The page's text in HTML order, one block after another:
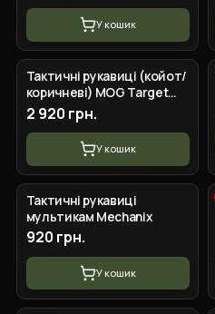
У кошик
+5вар.
Тактичні рукавиці (койот/
коричневі) MOG Target
High Abrasion XL
2 920 грн.
У кошик
+4вар.
Тактичні рукавиці
мультикам Mechanix
920 грн.
У кошик